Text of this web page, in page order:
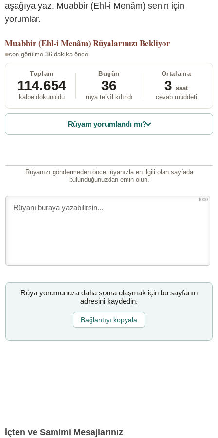
aşağıya yaz. Muabbir (Ehl-i Menâm) senin için
yorumlar.
Muabbir (Ehl-i Menâm) Rüyalarınızı Bekliyor
son görülme 36 dakika önce
Toplam
114.654
kalbe dokunuldu
Bugün
36
rüya te’vîl kılındı
Ortalama
3 saat
cevab müddeti
Rüyam yorumlandı mı?
Rüyanızı göndermeden önce rüyanızla en ilgili olan sayfada
bulunduğunuzdan emin olun.
1000
Rüya yorumunuza daha sonra ulaşmak için bu sayfanın
adresini kaydedin.
Bağlantıyı kopyala
İçten ve Samimi Mesajlarınız